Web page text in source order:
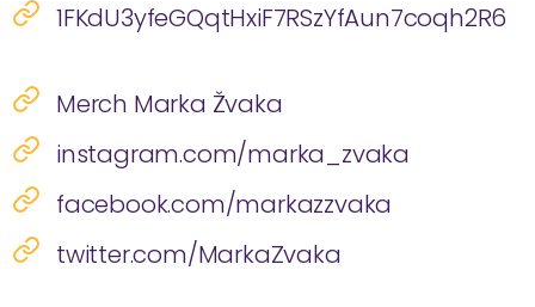
1FKdU3yfeGQqtHxiF7RSzYfAun7coqh2R6
Merch Marka Žvaka
instagram.com/marka_zvaka
facebook.com/markazzvaka
twitter.com/MarkaZvaka